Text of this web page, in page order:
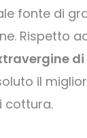
fonte di
Rispetto
il
cottura.